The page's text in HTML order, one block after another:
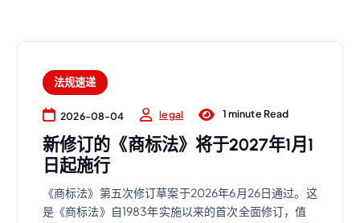
法规速递
2026-08-04 legal 1 minute Read
新修订的《商标法》将于2027年1月1
日起施行
《商标法》第五次修订草案于2026年6月26日通过。这
是《商标法》自1983年实施以来的首次全面修订，值